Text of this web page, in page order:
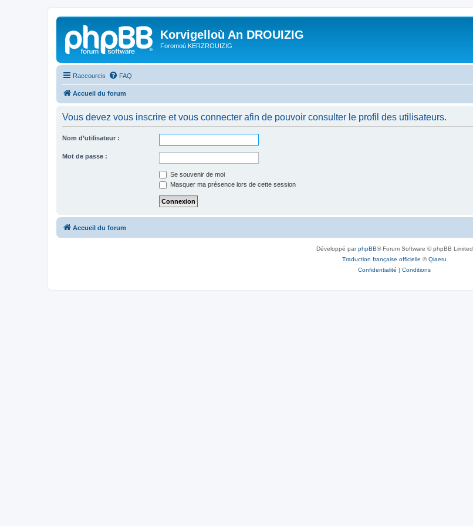
Korvigelloù An DROUIZIG
Foromoù KERZROUIZIG
Raccourcis FAQ
Accueil du forum
Vous devez vous inscrire et vous connecter afin de pouvoir consulter le profil des utilisateurs.
Nom d’utilisateur :
Mot de passe :
Se souvenir de moi
Masquer ma présence lors de cette session
Accueil du forum
Développé parphpBB® Forum Software © phpBB Limited
Traduction française officielle ©Qiaeru
Confidentialité | Conditions